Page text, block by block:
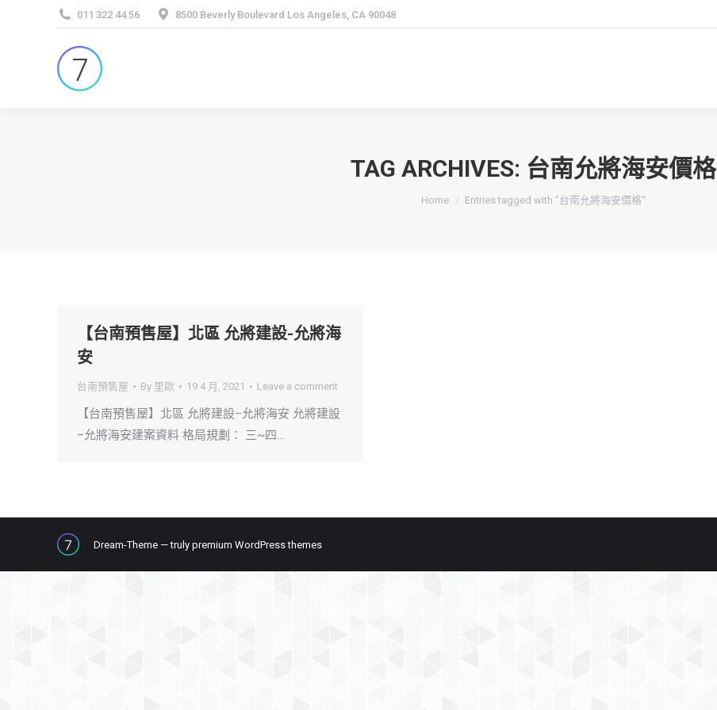
011 322 44 56 8500 Beverly Boulevard Los Angeles, CA 90048
TAG ARCHIVES: 台南允將海安價格
You are here:
Home Entries tagged with "台南允將海安價格"
【台南預售屋】北區 允將建設-允將海
安
台南預售屋 By 里歐 19 4 月, 2021 Leave a comment
【台南預售屋】北區 允將建設–允將海安 允將建設
–允將海安建案資料 格局規劃： 三~四…
Dream-Theme — truly premium WordPress themes